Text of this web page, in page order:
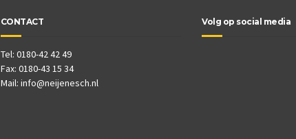
CONTACT
Tel: 0180-42 42 49
Fax: 0180-43 15 34
Mail: info@neijenesch.nl
Volg op social media